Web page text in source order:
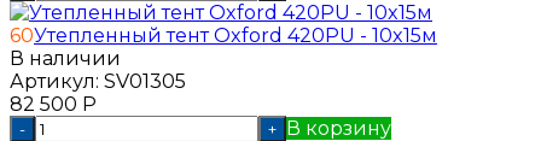
60Утепленный тент Oxford 420PU - 10x15м
В наличии
Артикул: SV01305
82 500 Р
- + В корзину